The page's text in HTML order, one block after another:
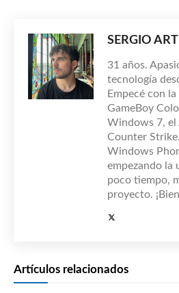
SERGIO
31 años.
tecnología
Empecé con
GameBoy
Windows 7, el
Counter
Windows
empezando la
poco tiempo,
proyecto.
Artículos relacionados